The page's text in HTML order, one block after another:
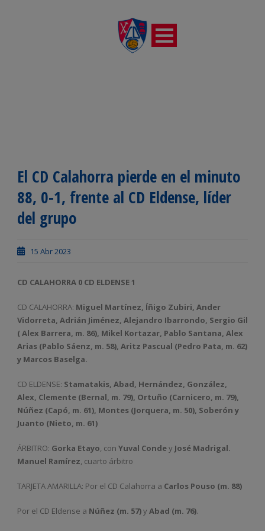
El CD Calahorra pierde en el minuto
88, 0-1, frente al CD Eldense, líder
del grupo
15 Abr 2023
CD CALAHORRA 0 CD ELDENSE 1
CD CALAHORRA: Miguel Martínez, Íñigo Zubiri, Ander
Vidorreta, Adrián Jiménez, Alejandro Ibarrondo, Sergio Gil
( Alex Barrera, m. 86), Mikel Kortazar, Pablo Santana, Alex
Arias (Pablo Sáenz, m. 58), Aritz Pascual (Pedro Pata, m. 62)
y Marcos Baselga.
CD ELDENSE: Stamatakis, Abad, Hernández, González,
Alex, Clemente (Bernal, m. 79), Ortuño (Carnicero, m. 79),
Núñez (Capó, m. 61), Montes (Jorquera, m. 50), Soberón y
Juanto (Nieto, m. 61)
ÁRBITRO: Gorka Etayo, con Yuval Condey José Madrigal.
Manuel Ramírez, cuarto árbitro
TARJETA AMARILLA: Por el CD Calahorra a Carlos Pouso (m. 88)
Por el CD Eldense a Núñez (m. 57)y Abad (m. 76).